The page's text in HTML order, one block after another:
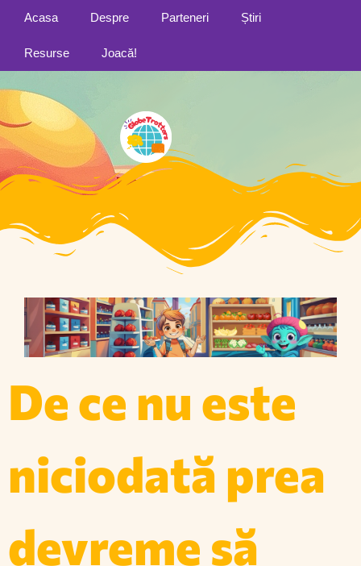
Acasa Despre Parteneri Știri
Resurse Joacă!
De ce nu este
niciodată prea
devreme să